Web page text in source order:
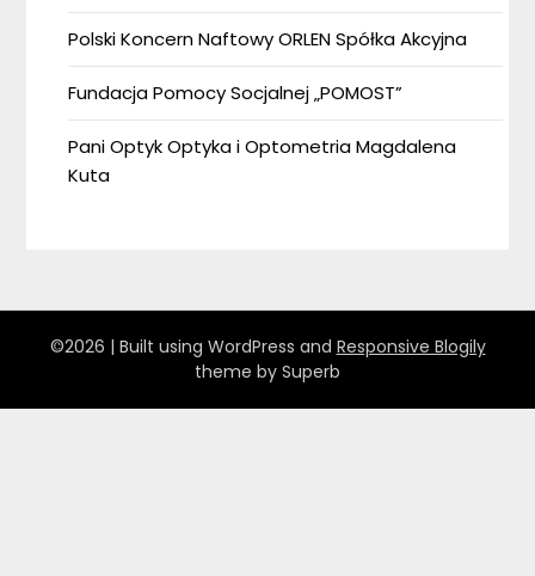
Polski Koncern Naftowy ORLEN Spółka Akcyjna
Fundacja Pomocy Socjalnej „POMOST”
Pani Optyk Optyka i Optometria Magdalena
Kuta
©2026 | Built using WordPress and Responsive Blogily
theme by Superb